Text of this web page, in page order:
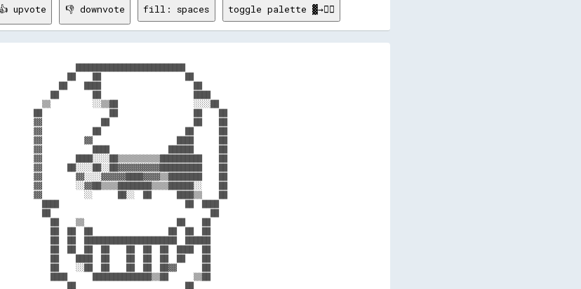
👍 upvote 👎 downvote fill: spaces toggle palette ▓→✊🏽
▒▒          ░░▒▒██                  ░░░░██
▓▓              ██                    ██    ██
▓▓            ██                    ██      ██
▓▓          ▓▓                    ████      ██
▓▓            ████              ██████      ██
▓▓        ████░░░░██▒▒▒▒▒▒▒▒▒▒██████████    ██
▓▓      ██░░░░██░░██▓▓▓▓▓▓▓▓▓▓██████████    ██
▓▓        ▓▓░░░░▓▓▓▓▓▓████▓▓▓▓▒▒████████    ██
▓▓        ░░▓▓██▒▒▒▒████████▒▒▒▒██████░░    ██
▓▓          ░░      ██░░  ██      ████▒▒    ██
██    ▒▒                      ██    ██
██    ░░██  ██    ██  ██  ██▓▓      ██
████      ██████████████▒▒██      ▒▒██